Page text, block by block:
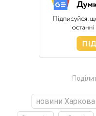
новини Харкова